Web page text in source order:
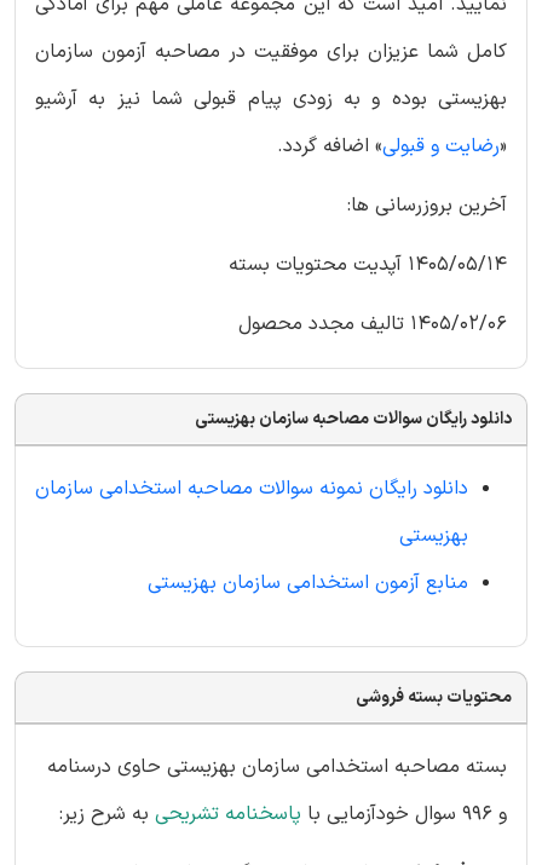
کامل شما عزیزان برای موفقیت در مصاحبه آزمون سازمان
بهزیستی بوده و به زودی پیام قبولی شما نیز به آرشیو
«رضایت و قبولی» اضافه گردد.
آخرین بروزرسانی ها:
1405/05/14 آپدیت محتویات بسته
1405/02/06 تالیف مجدد محصول
دانلود رایگان سوالات مصاحبه سازمان بهزیستی
دانلود رایگان نمونه سوالات مصاحبه استخدامی سازمان
بهزیستی
منابع آزمون استخدامی سازمان بهزیستی
محتویات بسته فروشی
بسته مصاحبه استخدامی سازمان بهزیستی حاوی درسنامه
و 996 سوال خودآزمایی با
پاسخنامه تشریحی به شرح زیر: